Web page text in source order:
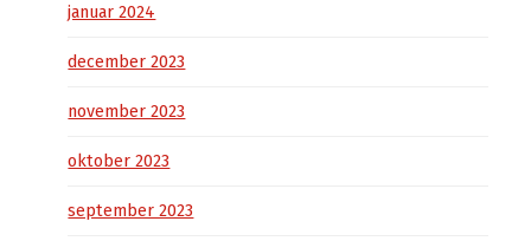
januar 2024
december 2023
november 2023
oktober 2023
september 2023